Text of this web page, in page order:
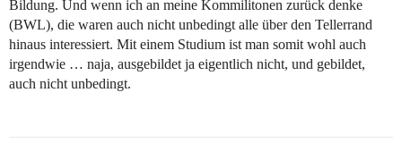
Bildung. Und wenn ich an meine Kommilitonen zurück denke
(BWL), die waren auch nicht unbedingt alle über den Tellerrand
hinaus interessiert. Mit einem Studium ist man somit wohl auch
irgendwie … naja, ausgebildet ja eigentlich nicht, und gebildet,
auch nicht unbedingt.